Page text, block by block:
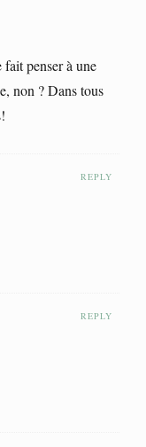
fait penser à une
non ? Dans tous
REPLY
REPLY